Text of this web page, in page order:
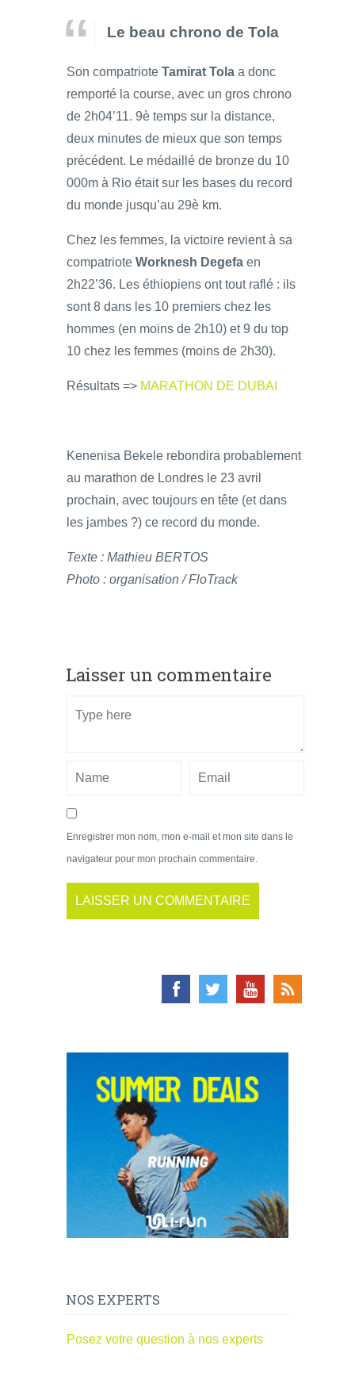
Le beau chrono de Tola
Son compatriote Tamirat Tola a donc
remporté la course, avec un gros chrono
de 2h04’11. 9è temps sur la distance,
deux minutes de mieux que son temps
précédent. Le médaillé de bronze du 10
000m à Rio était sur les bases du record
du monde jusqu’au 29è km.
Chez les femmes, la victoire revient à sa
compatriote Worknesh Degefa en
2h22’36. Les éthiopiens ont tout raflé : ils
sont 8 dans les 10 premiers chez les
hommes (en moins de 2h10) et 9 du top
10 chez les femmes (moins de 2h30).
Résultats => MARATHON DE DUBAI
Kenenisa Bekele rebondira probablement
au marathon de Londres le 23 avril
prochain, avec toujours en tête (et dans
les jambes ?) ce record du monde.
Texte : Mathieu BERTOS
Photo : organisation / FloTrack
Laisser un commentaire
Enregistrer mon nom, mon e-mail et mon site dans le
navigateur pour mon prochain commentaire.
NOS EXPERTS
Posez votre question à nos experts